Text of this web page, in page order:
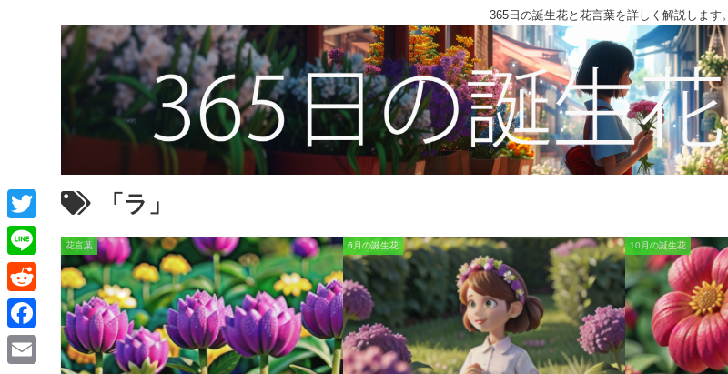
365日の誕生花と花言葉を詳しく解説します。
「ラ」
花言葉 6月の誕生花 10月の誕生花
T
w
i
t
L
i
n
e
R
e
d
F